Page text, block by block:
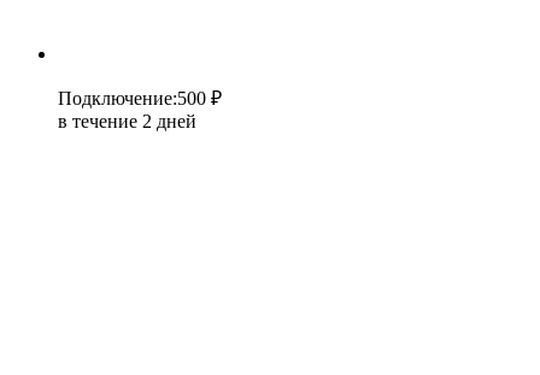
Подключение:500 ₽
в течение 2 дней